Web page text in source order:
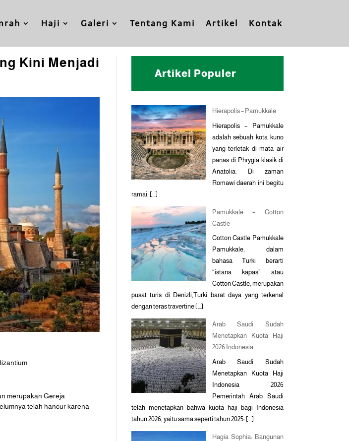
Haji Galeri Tentang Kami Artikel Kontak
Kini Menjadi
merupakan Gereja
telah hancur karena
Artikel Populer
Hierapolis – Pamukkale
Hierapolis – Pamukkale
adalah sebuah kota kuno
yang terletak di mata air
panas di Phrygia klasik di
Anatolia. Di zaman
Romawi daerah ini begitu
ramai, […]
Pamukkale – Cotton
Castle
Cotton Castle Pamukkale
Pamukkale, dalam
bahasa Turki berarti
“istana kapas” atau
Cotton Castle, merupakan
pusat turis di Denizli,Turki barat daya yang terkenal
dengan teras travertine […]
Arab Saudi Sudah
Menetapkan Kuota Haji
2026 Indonesia
Arab Saudi Sudah
Menetapkan Kuota Haji
Indonesia 2026
Pemerintah Arab Saudi
telah menetapkan bahwa kuota haji bagi Indonesia
tahun 2026, yaitu sama seperti tahun 2025: […]
Hagia Sophia: Bangunan